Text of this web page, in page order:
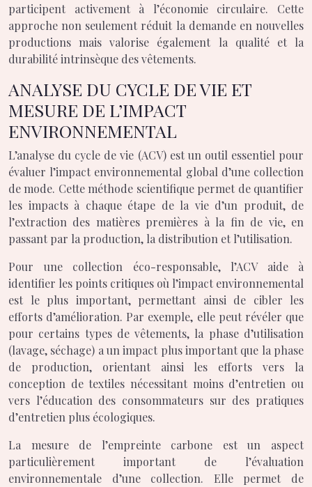
participent activement à l’économie circulaire. Cette
approche non seulement réduit la demande en nouvelles
productions mais valorise également la qualité et la
durabilité intrinsèque des vêtements.
ANALYSE DU CYCLE DE VIE ET
MESURE DE L’IMPACT
ENVIRONNEMENTAL
L’analyse du cycle de vie (ACV) est un outil essentiel pour
évaluer l’impact environnemental global d’une collection
de mode. Cette méthode scientifique permet de quantifier
les impacts à chaque étape de la vie d’un produit, de
l’extraction des matières premières à la fin de vie, en
passant par la production, la distribution et l’utilisation.
Pour une collection éco-responsable, l’ACV aide à
identifier les points critiques où l’impact environnemental
est le plus important, permettant ainsi de cibler les
efforts d’amélioration. Par exemple, elle peut révéler que
pour certains types de vêtements, la phase d’utilisation
(lavage, séchage) a un impact plus important que la phase
de production, orientant ainsi les efforts vers la
conception de textiles nécessitant moins d’entretien ou
vers l’éducation des consommateurs sur des pratiques
d’entretien plus écologiques.
La mesure de l’empreinte carbone est un aspect
particulièrement important de l’évaluation
environnementale d’une collection. Elle permet de